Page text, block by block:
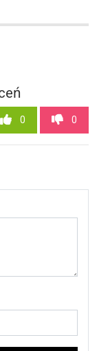
0 0